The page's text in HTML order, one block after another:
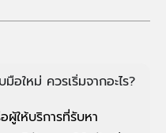
อใหม่ ควรเริ่มจากอะไร?
ผู้ให้บริการที่รับหา